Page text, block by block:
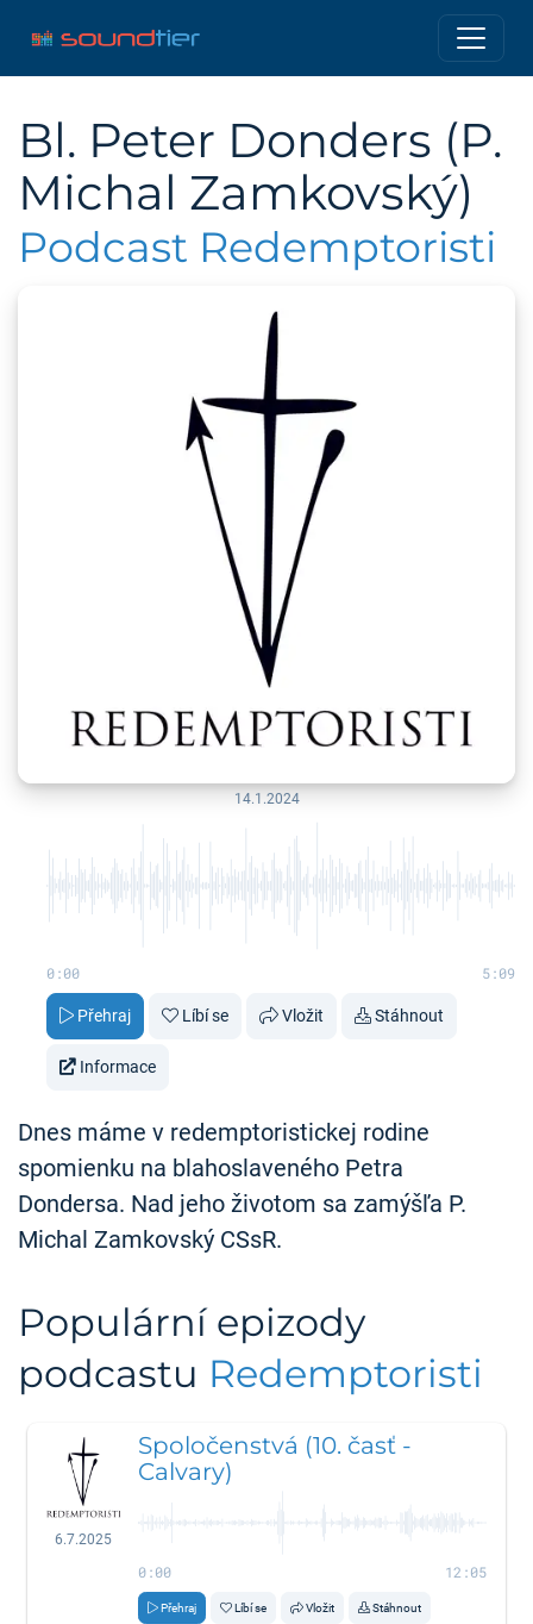
Bl. Peter Donders (P.
Michal Zamkovský)
Podcast Redemptoristi
14.1.2024
0:00 5:09
Přehraj Líbí se Vložit Stáhnout
Informace
Dnes máme v redemptoristickej rodine
spomienku na blahoslaveného Petra
Dondersa. Nad jeho životom sa zamýšľa P.
Michal Zamkovský CSsR.
Populární epizody
podcastu Redemptoristi
6.7.2025
Spoločenstvá (10. časť -
Calvary)
0:00 12:05
Přehraj Líbí se Vložit Stáhnout